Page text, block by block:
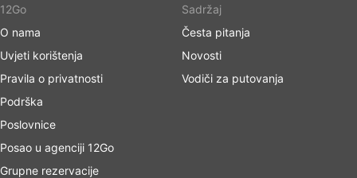
12Go
O nama
Uvjeti korištenja
Pravila o privatnosti
Podrška
Poslovnice
Posao u agenciji 12Go
Grupne rezervacije
Sadržaj
Česta pitanja
Novosti
Vodiči za putovanja